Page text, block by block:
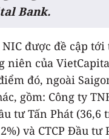
Bank.
NIC được đề cập
niên của
đó, ngoài
gồm: Công ty
tư Tấn Phát (36,6
và CTCP Đầu tư